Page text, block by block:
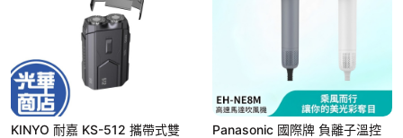
KINYO 耐嘉 KS-512 攜帶式雙
Panasonic 國際牌 負離子溫控